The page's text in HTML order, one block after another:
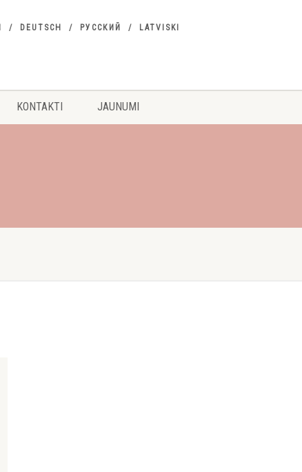
DEUTSCH РУССКИЙ LATVISKI
KONTAKTI JAUNUMI